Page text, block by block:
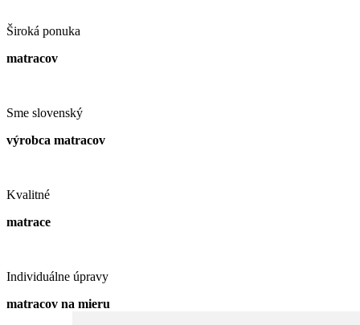
Široká ponuka
matracov
Sme slovenský
výrobca matracov
Kvalitné
matrace
Individuálne úpravy
matracov na mieru